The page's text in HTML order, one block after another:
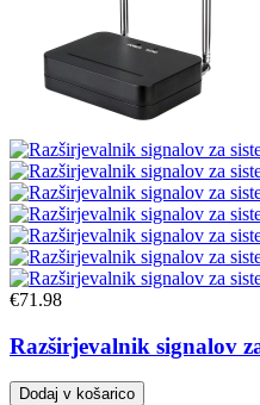
€71.98
Razširjevalnik signalov
Dodaj v košarico